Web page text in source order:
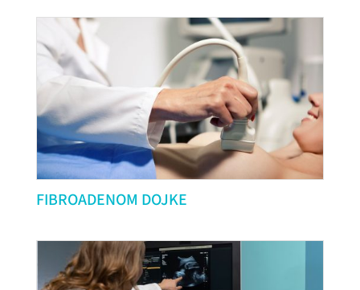
FIBROADENOM DOJKE